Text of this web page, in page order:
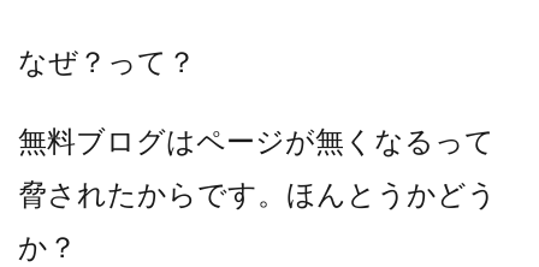
なぜ？って？
無料ブログはページが無くなるって
脅されたからです。ほんとうかどう
か？